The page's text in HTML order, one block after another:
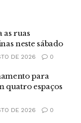
as ruas
neste sábado
DE 2026 0
para
quatro espaços
DE 2026 0